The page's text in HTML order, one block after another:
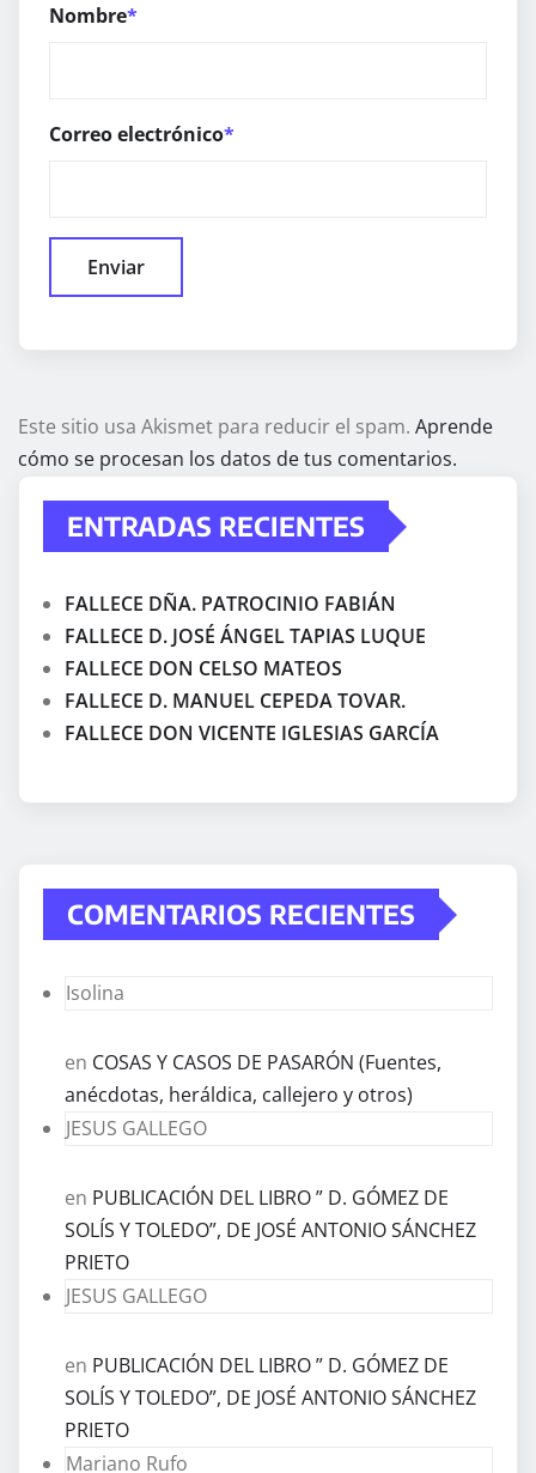
Nombre*
Correo electrónico*
Este sitio usa Akismet para reducir el spam. Aprende
cómo se procesan los datos de tus comentarios.
ENTRADAS RECIENTES
FALLECE DÑA. PATROCINIO FABIÁN
FALLECE D. JOSÉ ÁNGEL TAPIAS LUQUE
FALLECE DON CELSO MATEOS
FALLECE D. MANUEL CEPEDA TOVAR.
FALLECE DON VICENTE IGLESIAS GARCÍA
COMENTARIOS RECIENTES
Isolina
en COSAS Y CASOS DE PASARÓN (Fuentes,
anécdotas, heráldica, callejero y otros)
JESUS GALLEGO
en PUBLICACIÓN DEL LIBRO ” D. GÓMEZ DE
SOLÍS Y TOLEDO”, DE JOSÉ ANTONIO SÁNCHEZ
PRIETO
JESUS GALLEGO
en PUBLICACIÓN DEL LIBRO ” D. GÓMEZ DE
SOLÍS Y TOLEDO”, DE JOSÉ ANTONIO SÁNCHEZ
PRIETO
Mariano Rufo